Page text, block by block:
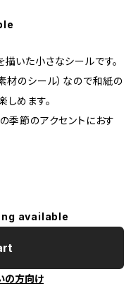
いた小さなシールです。
材のシール）なので和紙の
しめます。
季節のアクセントにおす
available
の方向け